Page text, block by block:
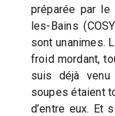
préparée par le
les-Bains
sont unanimes.
froid mordant,
suis déjà
soupes étaient
d’entre eux. Et